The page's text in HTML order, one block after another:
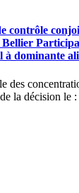
contrôle
à dominante
des
la décision le